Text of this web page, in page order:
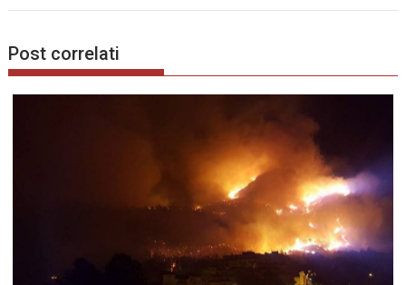
Post correlati